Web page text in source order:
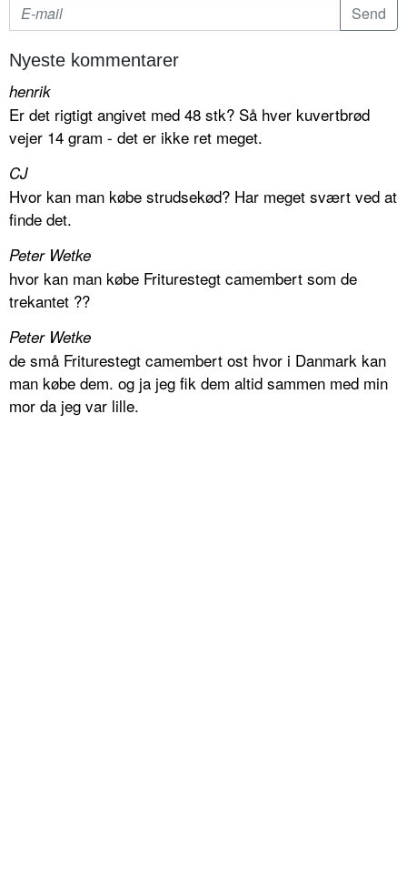
Nyeste kommentarer
henrik
Er det rigtigt angivet med 48 stk? Så hver kuvertbrød
vejer 14 gram - det er ikke ret meget.
CJ
Hvor kan man købe strudsekød? Har meget svært ved at
finde det.
Peter Wetke
hvor kan man købe Friturestegt camembert som de
trekantet ??
Peter Wetke
de små Friturestegt camembert ost hvor i Danmark kan
man købe dem. og ja jeg fik dem altid sammen med min
mor da jeg var lille.